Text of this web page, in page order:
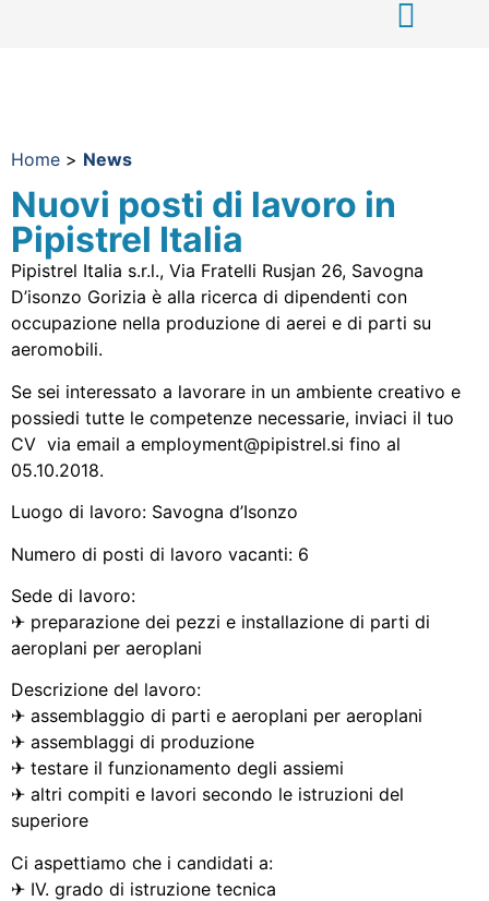
Home > News
Nuovi posti di lavoro in
Pipistrel Italia
Pipistrel Italia s.r.l., Via Fratelli Rusjan 26, Savogna
D’isonzo Gorizia è alla ricerca di dipendenti con
occupazione nella produzione di aerei e di parti su
aeromobili.
Se sei interessato a lavorare in un ambiente creativo e
possiedi tutte le competenze necessarie, inviaci il tuo
CV via email a employment@pipistrel.si fino al
05.10.2018.
Luogo di lavoro: Savogna d’Isonzo
Numero di posti di lavoro vacanti: 6
Sede di lavoro:
✈ preparazione dei pezzi e installazione di parti di
aeroplani per aeroplani
Descrizione del lavoro:
✈ assemblaggio di parti e aeroplani per aeroplani
✈ assemblaggi di produzione
✈ testare il funzionamento degli assiemi
✈ altri compiti e lavori secondo le istruzioni del
superiore
Ci aspettiamo che i candidati a:
✈ IV. grado di istruzione tecnica